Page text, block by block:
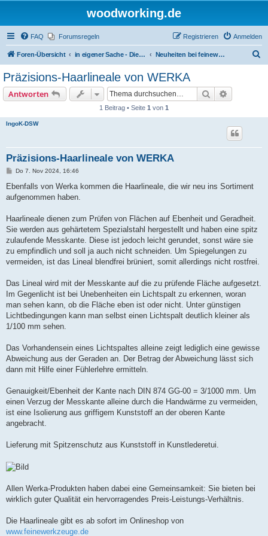
woodworking.de
FAQ Forumsregeln Anmelden
Registrieren
Foren-Übersicht in eigener Sache - Dieter Schmid Werkzeuge GmbH Neuheiten bei feinewerkzeuge.de
Präzisions-Haarlineale von WERKA
Antworten Suche
1 Beitrag • Seite 1 von 1
IngoK-DSW
Präzisions-Haarlineale von WERKA
B
i
r
Do 7. Nov 2024, 16:46
Ebenfalls von Werka kommen die Haarlineale, die wir neu ins Sortiment
aufgenommen haben.
Haarlineale dienen zum Prüfen von Flächen auf Ebenheit und Geradheit.
Sie werden aus gehärtetem Spezialstahl hergestellt und haben eine spitz
zulaufende Messkante. Diese ist jedoch leicht gerundet, sonst wäre sie
zu empfindlich und soll ja auch nicht schneiden. Um Spiegelungen zu
vermeiden, ist das Lineal blendfrei brüniert, somit allerdings nicht rostfrei.
Das Lineal wird mit der Messkante auf die zu prüfende Fläche aufgesetzt.
Im Gegenlicht ist bei Unebenheiten ein Lichtspalt zu erkennen, woran
man sehen kann, ob die Fläche eben ist oder nicht. Unter günstigen
Lichtbedingungen kann man selbst einen Lichtspalt deutlich kleiner als
1/100 mm sehen.
Das Vorhandensein eines Lichtspaltes alleine zeigt lediglich eine gewisse
Abweichung aus der Geraden an. Der Betrag der Abweichung lässt sich
dann mit Hilfe einer Fühlerlehre ermitteln.
Genauigkeit/Ebenheit der Kante nach DIN 874 GG-00 = 3/1000 mm. Um
einen Verzug der Messkante alleine durch die Handwärme zu vermeiden,
ist eine Isolierung aus griffigem Kunststoff an der oberen Kante
angebracht.
Lieferung mit Spitzenschutz aus Kunststoff in Kunstlederetui.
Allen Werka-Produkten haben dabei eine Gemeinsamkeit: Sie bieten bei
wirklich guter Qualität ein hervorragendes Preis-Leistungs-Verhältnis.
Die Haarlineale gibt es ab sofort im Onlineshop von
www.feinewerkzeuge.de